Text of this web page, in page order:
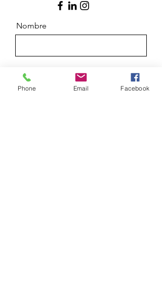
Nombre
Apellidos
Phone Email Facebook